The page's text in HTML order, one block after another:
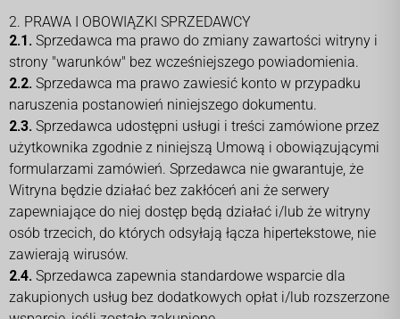
2. PRAWA I OBOWIĄZKI SPRZEDAWCY
2.1. Sprzedawca ma prawo do zmiany zawartości witryny i
strony "warunków" bez wcześniejszego powiadomienia.
2.2. Sprzedawca ma prawo zawiesić konto w przypadku
naruszenia postanowień niniejszego dokumentu.
2.3. Sprzedawca udostępni usługi i treści zamówione przez
użytkownika zgodnie z niniejszą Umową i obowiązującymi
formularzami zamówień. Sprzedawca nie gwarantuje, że
Witryna będzie działać bez zakłóceń ani że serwery
zapewniające do niej dostęp będą działać i/lub że witryny
osób trzecich, do których odsyłają łącza hipertekstowe, nie
zawierają wirusów.
2.4. Sprzedawca zapewnia standardowe wsparcie dla
zakupionych usług bez dodatkowych opłat i/lub rozszerzone